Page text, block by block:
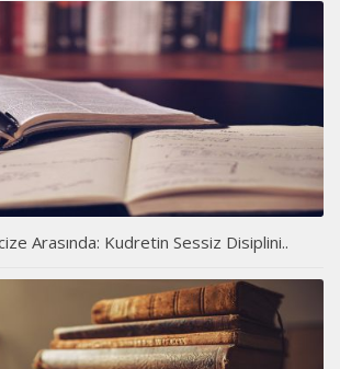
Arasında: Kudretin Sessiz Disiplini..